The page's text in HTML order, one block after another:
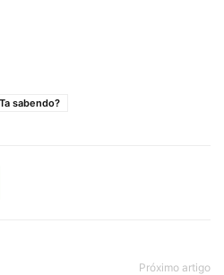
Ta sabendo?
Próximo artigo